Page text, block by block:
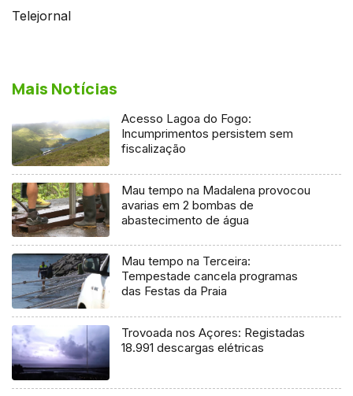
Telejornal
Mais Notícias
Acesso Lagoa do Fogo:
Incumprimentos persistem sem
fiscalização
Mau tempo na Madalena provocou
avarias em 2 bombas de
abastecimento de água
Mau tempo na Terceira:
Tempestade cancela programas
das Festas da Praia
Trovoada nos Açores: Registadas
18.991 descargas elétricas